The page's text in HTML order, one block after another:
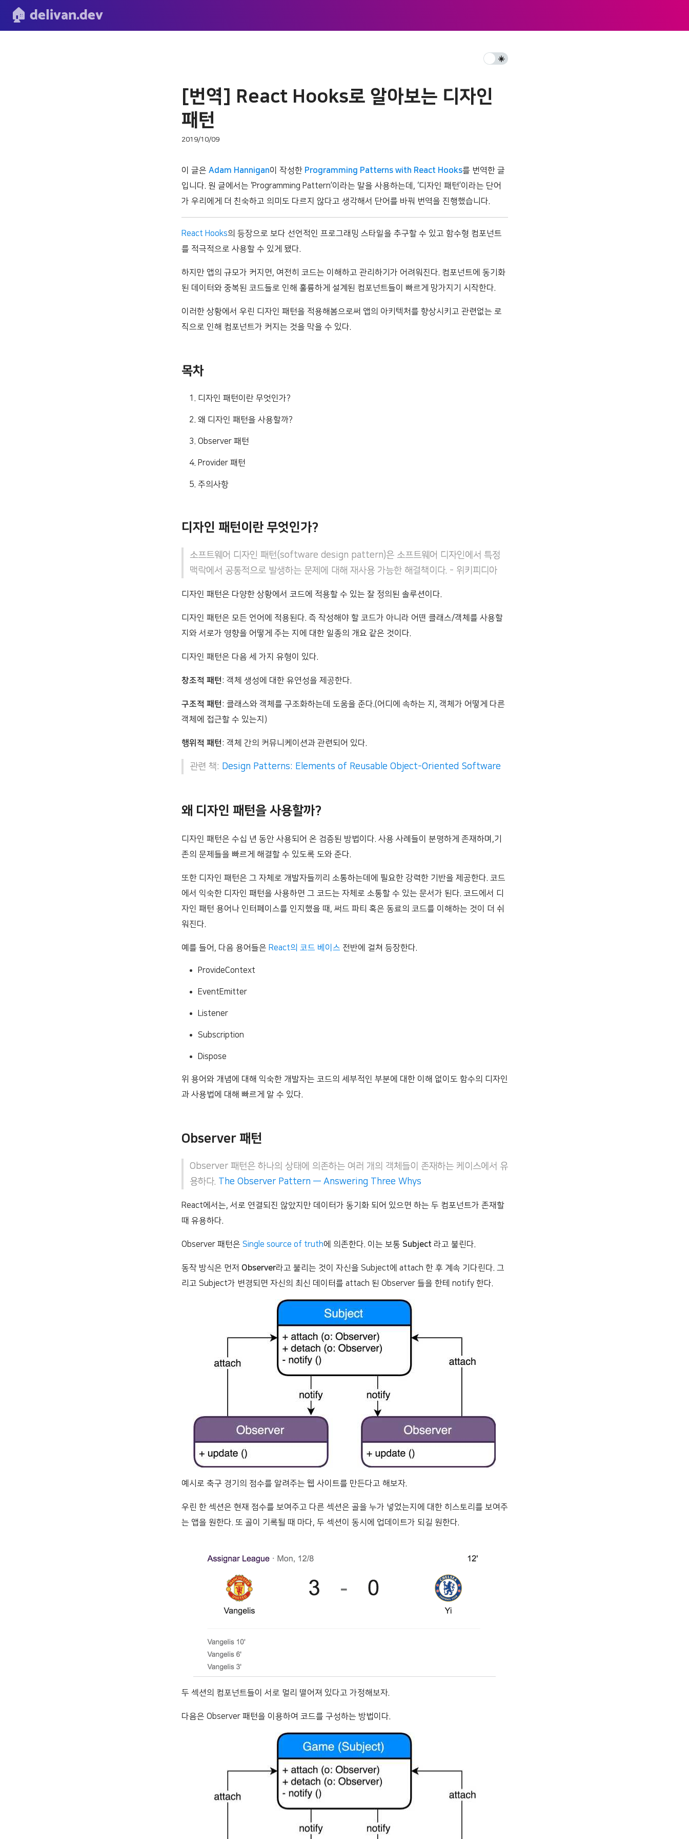
🏠 delivan.dev
☀️️
[번역] React Hooks로 알아보는 디자인
패턴
2019/10/09
이 글은 Adam Hannigan이 작성한 Programming Patterns with React Hooks를 번역한 글
입니다. 원 글에서는 ‘Programming Pattern’이라는 말을 사용하는데, ‘디자인 패턴’이라는 단어
가 우리에게 더 친숙하고 의미도 다르지 않다고 생각해서 단어를 바꿔 번역을 진행했습니다.
React Hooks의 등장으로 보다 선언적인 프로그래밍 스타일을 추구할 수 있고 함수형 컴포넌트
를 적극적으로 사용할 수 있게 됐다.
하지만 앱의 규모가 커지면, 여전히 코드는 이해하고 관리하기가 어려워진다. 컴포넌트에 동기화
된 데이터와 중복된 코드들로 인해 훌륭하게 설계된 컴포넌트들이 빠르게 망가지기 시작한다.
이러한 상황에서 우린 디자인 패턴을 적용해봄으로써 앱의 아키텍처를 향상시키고 관련없는 로
직으로 인해 컴포넌트가 커지는 것을 막을 수 있다.
목차
디자인 패턴이란 무엇인가?
왜 디자인 패턴을 사용할까?
Observer 패턴
Provider 패턴
주의사항
디자인 패턴이란 무엇인가?
소프트웨어 디자인 패턴(software design pattern)은 소프트웨어 디자인에서 특정
맥락에서 공통적으로 발생하는 문제에 대해 재사용 가능한 해결책이다. - 위키피디아
디자인 패턴은 다양한 상황에서 코드에 적용할 수 있는 잘 정의된 솔루션이다.
디자인 패턴은 모든 언어에 적용된다. 즉 작성해야 할 코드가 아니라 어떤 클래스/객체를 사용할
지와 서로가 영향을 어떻게 주는 지에 대한 일종의 개요 같은 것이다.
디자인 패턴은 다음 세 가지 유형이 있다.
창조적 패턴: 객체 생성에 대한 유연성을 제공한다.
구조적 패턴: 클래스와 객체를 구조화하는데 도움을 준다.(어디에 속하는 지, 객체가 어떻게 다른
객체에 접근할 수 있는지)
행위적 패턴: 객체 간의 커뮤니케이션과 관련되어 있다.
관련 책: Design Patterns: Elements of Reusable Object-Oriented Software
왜 디자인 패턴을 사용할까?
디자인 패턴은 수십 년 동안 사용되어 온 검증된 방법이다. 사용 사례들이 분명하게 존재하며,기
존의 문제들을 빠르게 해결할 수 있도록 도와 준다.
또한 디자인 패턴은 그 자체로 개발자들끼리 소통하는데에 필요한 강력한 기반을 제공한다. 코드
에서 익숙한 디자인 패턴을 사용하면 그 코드는 자체로 소통할 수 있는 문서가 된다. 코드에서 디
자인 패턴 용어나 인터페이스를 인지했을 때, 써드 파티 혹은 동료의 코드를 이해하는 것이 더 쉬
워진다.
예를 들어, 다음 용어들은 React의 코드 베이스 전반에 걸쳐 등장한다.
ProvideContext
EventEmitter
Listener
Subscription
Dispose
위 용어와 개념에 대해 익숙한 개발자는 코드의 세부적인 부분에 대한 이해 없이도 함수의 디자인
과 사용법에 대해 빠르게 알 수 있다.
Observer 패턴
Observer 패턴은 하나의 상태에 의존하는 여러 개의 객체들이 존재하는 케이스에서 유
용하다. The Observer Pattern — Answering Three Whys
React에서는, 서로 연결되진 않았지만 데이터가 동기화 되어 있으면 하는 두 컴포넌트가 존재할
때 유용하다.
Observer 패턴은 Single source of truth에 의존한다. 이는 보통 Subject라고 불린다.
동작 방식은 먼저 Observer라고 불리는 것이 자신을 Subject에 attach 한 후 계속 기다린다. 그
리고 Subject가 변경되면 자신의 최신 데이터를 attach 된 Observer 들을 한테 notify 한다.
예시로 축구 경기의 점수를 알려주는 웹 사이트를 만든다고 해보자.
우린 한 섹션은 현재 점수를 보여주고 다른 섹션은 골을 누가 넣었는지에 대한 히스토리를 보여주
는 앱을 원한다. 또 골이 기록될 때 마다, 두 섹션이 동시에 업데이트가 되길 원한다.
두 섹션의 컴포넌트들이 서로 멀리 떨어져 있다고 가정해보자.
다음은 Observer 패턴을 이용하여 코드를 구성하는 방법이다.